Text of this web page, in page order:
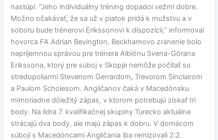
nastúpi. “Jeho individuálny tréning dopadol vežmi dobre.
Možno očakávať, že sa už v piatok pridá k mužstvu a v
sobotu bude trénerovi Erikssonovi k dispozícii,” informoval
hovorca FA Adrian Bevington. Beckhamovo zranenie bolo
nepríjemnou správou pre trénera Albiónu Svena-Görana
Erikssona, ktorý pre súboj v Skopje nemôže počítať so
stredopoliarmi Stevenom Gerrardom, Trevorom Sinclairom
a Paulom Scholesom. Angličanov čaká v Macedónsku
mimoriadne dôležitý zápas, v ktorom potrebujú získať tri
body. Na lídra 7. kvalifikačnej skupiny Turecko aktuálne
strácajú dva body, ale majú zápas k dobru. V domácom
súboji s Macedóncami Angličania iba remizovali 2:2.